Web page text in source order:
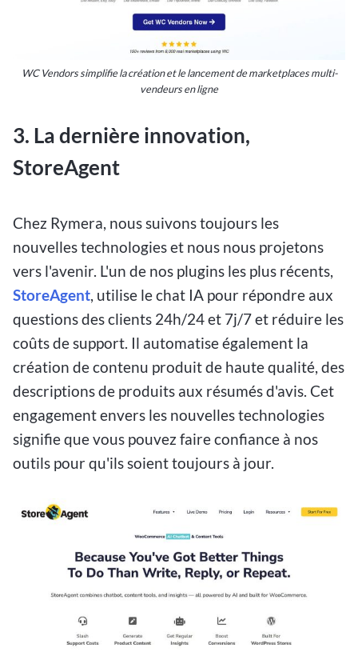
WC Vendors simplifie la création et le lancement de marketplaces multi-
vendeurs en ligne
3. La dernière innovation,
StoreAgent
Chez Rymera, nous suivons toujours les
nouvelles technologies et nous nous projetons
vers l'avenir. L'un de nos plugins les plus récents,
StoreAgent, utilise le chat IA pour répondre aux
questions des clients 24h/24 et 7j/7 et réduire les
coûts de support. Il automatise également la
création de contenu produit de haute qualité, des
descriptions de produits aux résumés d'avis. Cet
engagement envers les nouvelles technologies
signifie que vous pouvez faire confiance à nos
outils pour qu'ils soient toujours à jour.